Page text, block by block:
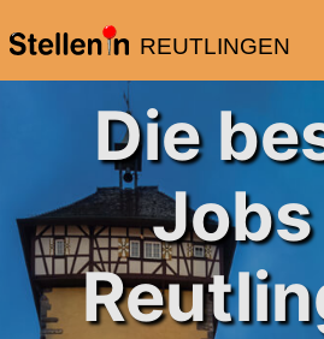
REUTLINGEN
Die